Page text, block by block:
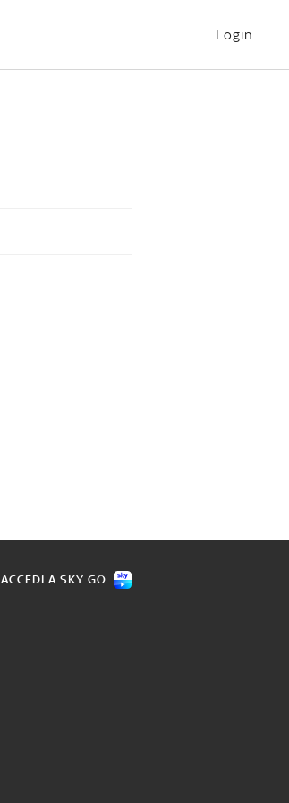
Login
ACCEDI A SKY GO